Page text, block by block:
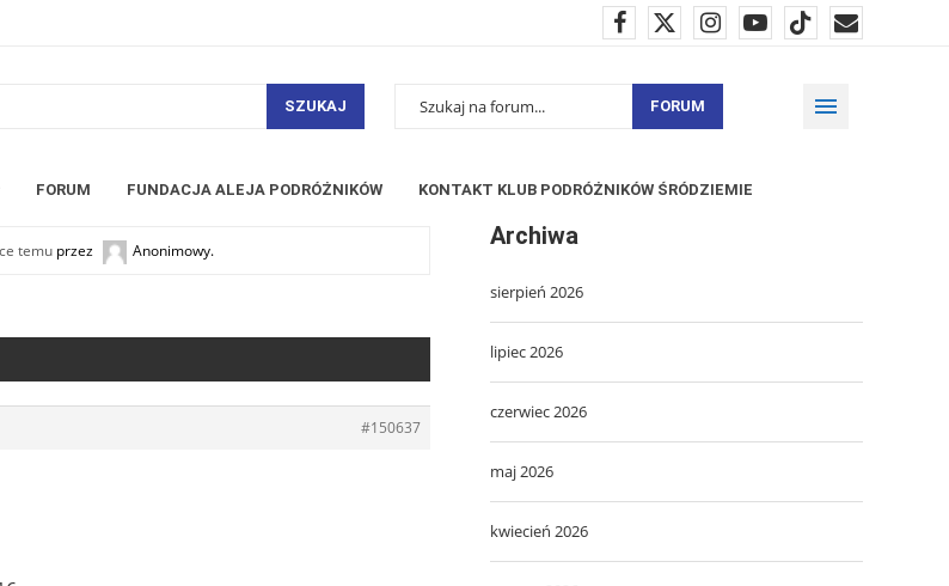
SZUKAJ FORUM
FORUM FUNDACJA ALEJA PODRÓŻNIKÓW KONTAKT KLUB PODRÓŻNIKÓW ŚRÓDZIEMIE
temu przez Anonimowy.
#150637
Archiwa
sierpień 2026
lipiec 2026
czerwiec 2026
maj 2026
kwiecień 2026